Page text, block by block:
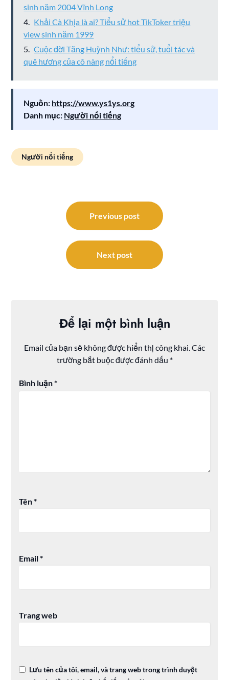
sinh năm 2004 Vĩnh Long
Khải Cà Khịa là ai? Tiểu sử hot TikToker triệu
view sinh năm 1999
Cuộc đời Tăng Huỳnh Như: tiểu sử, tuổi tác và
quê hương của cô nàng nổi tiếng
Nguồn: https://www.ys1ys.org
Danh mục: Người nổi tiếng
Người nổi tiếng
Previous post
Next post
Để lại một bình luận
Email của bạn sẽ không được hiển thị công khai. Các
trường bắt buộc được đánh dấu *
Bình luận*
Tên*
Email*
Trang web
Lưu tên của tôi, email, và trang web trong trình duyệt